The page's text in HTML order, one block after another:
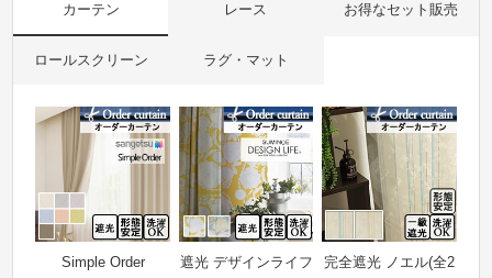
カーテン レース お得なセット販売
ロールスクリーン ラグ・マット
Simple Order
遮光 デザインライフ
完全遮光 ノエル(全2